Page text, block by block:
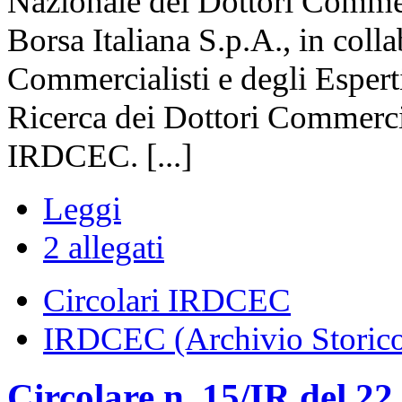
Borsa Italiana S.p.A., in
Commercialisti e degli
Ricerca dei Dottori
IRDCEC. [...]
Leggi
2 allegati
Circolari IRDCEC
IRDCEC (Archivio